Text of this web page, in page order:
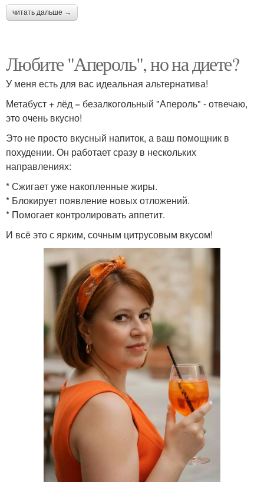
читать дальше →
Любите "Апероль", но на диете?
У меня есть для вас идеальная альтернатива!
Метабуст + лёд = безалкогольный "Апероль" - отвечаю,
это очень вкусно!
Это не просто вкусный напиток, а ваш помощник в
похудении. Он работает сразу в нескольких
направлениях:
* Сжигает уже накопленные жиры.
* Блокирует появление новых отложений.
* Помогает контролировать аппетит.
И всё это с ярким, сочным цитрусовым вкусом!